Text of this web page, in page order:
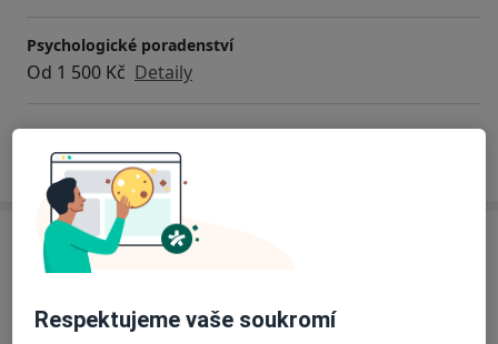
Psychologické poradenství
Od 1 500 Kč Detaily
Jak fungují ceny?
Adresa
Na Poříčí 1041/12, Praha 5 ,Praha110 00
Respektujeme vaše soukromí